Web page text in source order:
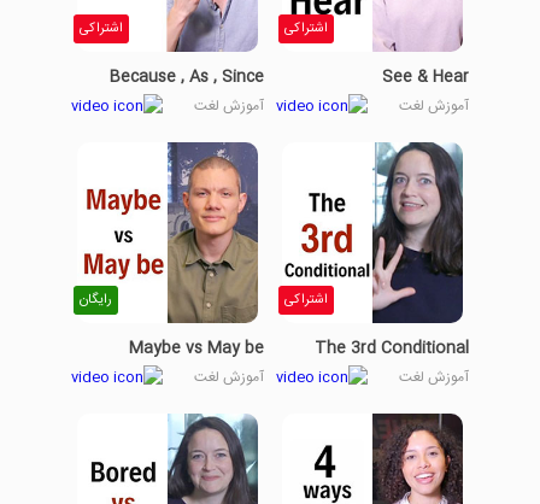
اشتراکی
See & Hear
آموزش لغت
اشتراکی
Because , As , Since
آموزش لغت
اشتراکی
The 3rd Conditional
آموزش لغت
رایگان
Maybe vs May be
آموزش لغت